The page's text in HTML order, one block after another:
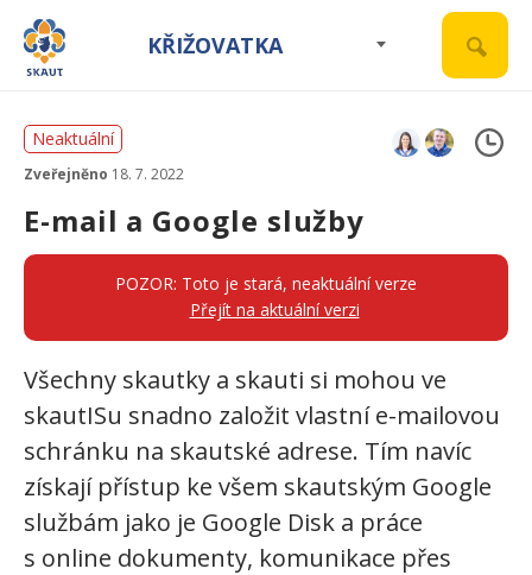
KŘIŽOVATKA
Neaktuální
Zveřejněno 18. 7. 2022
E-mail a Google služby
POZOR: Toto je stará, neaktuální verze
Přejít na aktuální verzi
Všechny skautky a skauti si mohou ve
skautISu snadno založit vlastní e-mailovou
schránku na skautské adrese. Tím navíc
získají přístup ke všem skautským Google
službám jako je Google Disk a práce
s online dokumenty, komunikace přes